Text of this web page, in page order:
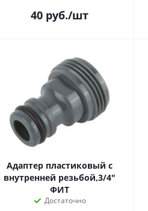
40руб./шт
Адаптер пластиковый с
внутренней резьбой,3/4"
ФИТ
Достаточно